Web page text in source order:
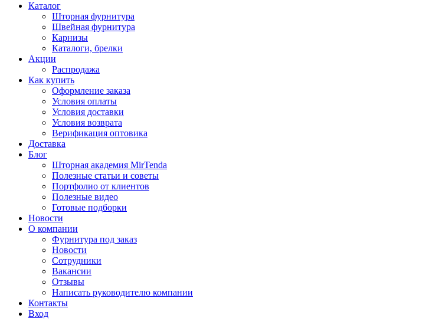
Каталог
Шторная фурнитура
Швейная фурнитура
Карнизы
Каталоги, брелки
Акции
Распродажа
Как купить
Оформление заказа
Условия оплаты
Условия доставки
Условия возврата
Верификация оптовика
Доставка
Блог
Шторная академия MirTenda
Полезные статьи и советы
Портфолио от клиентов
Полезные видео
Готовые подборки
Новости
О компании
Фурнитура под заказ
Новости
Сотрудники
Вакансии
Отзывы
Написать руководителю компании
Контакты
Вход